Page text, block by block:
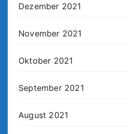
Dezember 2021
November 2021
Oktober 2021
September 2021
August 2021